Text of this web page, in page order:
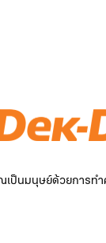
ป็นมนุษย์ด้วยการทำ